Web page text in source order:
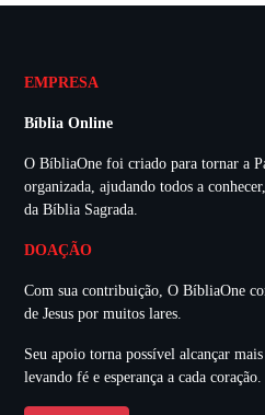
EMPRESA
Bíblia Online
O BíbliaOne foi criado para tornar a
organizada, ajudando todos a
da Bíblia Sagrada.
DOAÇÃO
Com sua contribuição, O BíbliaOne
de Jesus por muitos lares.
Seu apoio torna possível alcançar mais
levando fé e esperança a cada coração.